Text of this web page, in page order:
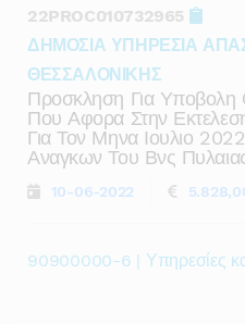
22PROC010732965
ΔΗΜΟΣΙΑ ΥΠΗΡΕΣΙΑ
ΘΕΣΣΑΛΟΝΙΚΗΣ
Προσκληση Για
Που Αφορα Στην
Για Τον Μηνα Ιουλιο
Αναγκων Του Βνς
10-06-2022
90900000-6 | Υπηρεσίες